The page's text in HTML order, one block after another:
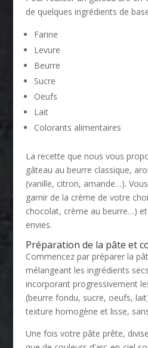
de quelques ingrédients de
Farine
Levure
Beurre
Sucre
Oeufs
Lait
Colorants alimentaires
La recette que nous vous
gâteau au beurre classique,
(vanille, citron, amande…).
garnir de la crème de votre
chocolat, crème au beurre…)
envies.
Préparation de la pâte et
Commencez par préparer la
mélangeant les ingrédients
incorporant progressivement
(beurre fondu, sucre, oeufs,
texture homogène et lisse,
Une fois votre pâte prête,